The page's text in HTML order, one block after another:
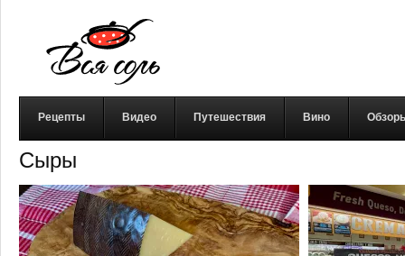
Рецепты Видео Путешествия Вино
Сыры